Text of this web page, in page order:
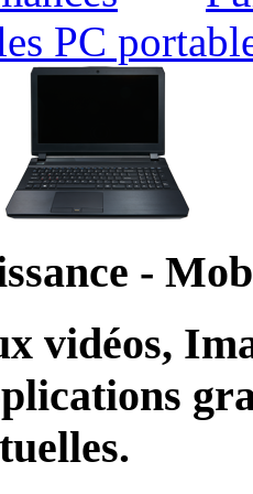
PC
-
vidéos,